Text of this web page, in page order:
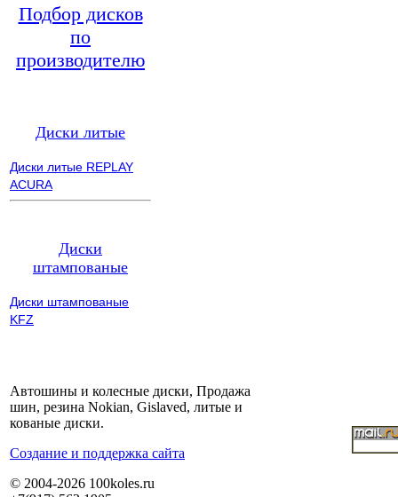
Подбор дисков
по
производителю
Диски литые
Диски литые REPLAY
ACURA
Диски
штампованые
Диски штампованые
KFZ
Автошины и колесные диски, Продажа
шин, резина Nokian, Gislaved, литые и
кованые диски.
Cоздание и поддержка сайта
© 2004-2026 100koles.ru